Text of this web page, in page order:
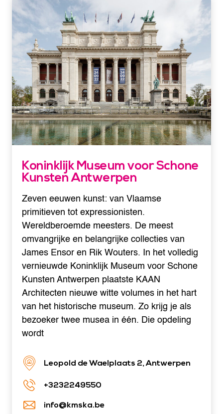
Koninklijk Museum voor Schone
Kunsten Antwerpen
Zeven eeuwen kunst: van Vlaamse
primitieven tot expressionisten.
Wereldberoemde meesters. De meest
omvangrijke en belangrijke collecties van
James Ensor en Rik Wouters. In het volledig
vernieuwde Koninklijk Museum voor Schone
Kunsten Antwerpen plaatste KAAN
Architecten nieuwe witte volumes in het hart
van het historische museum. Zo krijg je als
bezoeker twee musea in één. Die opdeling
wordt
Leopold de Waelplaats 2, Antwerpen
+3232249550
info@kmska.be